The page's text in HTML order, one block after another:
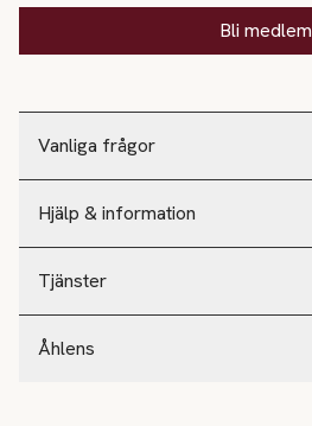
Vanliga frågor
Hjälp & information
Tjänster
Åhlens
Bli medlem